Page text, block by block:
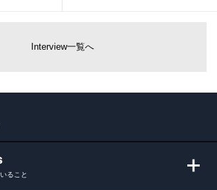
Interview一覧へ
ること